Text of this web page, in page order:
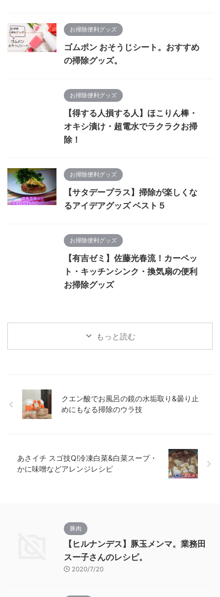
お掃除便利グッズ
ゴムポン おそうじシート。おすすめ
の掃除グッズ。
お掃除便利グッズ
【得する人損する人】ほこりん棒・
オキシ漬け・超電水でラクラクお掃
除！
お掃除便利グッズ
【サタデープラス】掃除が楽しくな
るアイデアグッズ ベスト５
お掃除便利グッズ
【有吉ゼミ】佐藤光春流！カーペッ
ト・キッチンシンク・換気扇の便利
お掃除グッズ
もっと読む
クエン酸でお風呂の鏡の水垢取り&曇り止
めにもなる掃除のウラ技
あさイチ スゴ技Q!冷凍白菜&白菜スープ・
かに味噌などアレンジレシピ
豚肉
【ヒルナンデス】豚玉メンマ。業務田
スー子さんのレシピ。
2020/7/20